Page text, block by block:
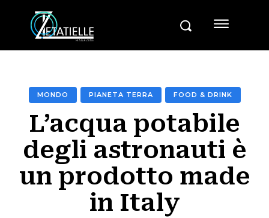
MONDO PIANETA TERRA FOOD & DRINK
L’acqua potabile
degli astronauti è
un prodotto made
in Italy